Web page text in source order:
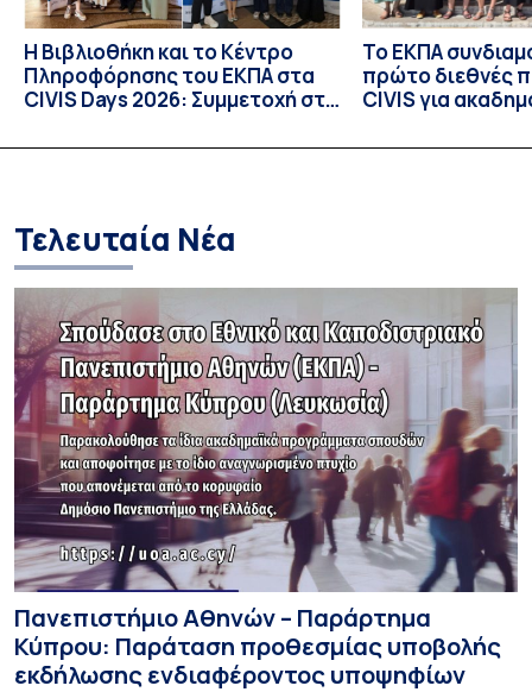
Η Βιβλιοθήκη και το Κέντρο
Πληροφόρησης του ΕΚΠΑ στα
CIVIS Days 2026: Συμμετοχή στη
των ακαδημαϊκών βιβλιοθηκών
Το ΕΚΠΑ
πρώτο διεθνές
CIVIS για
Τελευταία Νέα
Πανεπιστήμιο Αθηνών – Παράρτημα
Κύπρου: Παράταση προθεσμίας υποβολής
εκδήλωσης ενδιαφέροντος υποψηφίων